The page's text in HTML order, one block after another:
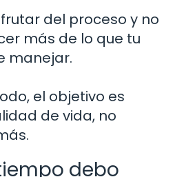
del proceso y no
más de lo que tu
manejar.
el objetivo es
de vida, no
debo